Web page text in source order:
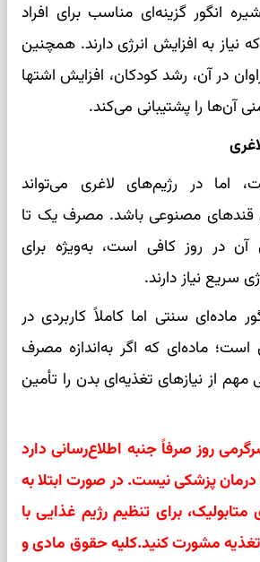
انگور گزینه‌ای مناسب برای افراد
نیاز به افزایش انرژی دارند. همچنین
در آن، رشد کودکان، افزایش اشتها
آن‌ها را پشتیبانی می‌کند.
اما در رژیم‌های لاغری می‌تواند
قندهای مصنوعی باشد. مصرف یک تا
در روز کافی است، به‌ویژه برای
سریع نیاز دارند.
ماده‌ای سنتی اما کاملاً کاربردی در
ماده‌ای که اگر به‌اندازه مصرف
از نیازهای تغذیه‌ای بدن را تأمین
روز صرفاً جنبه اطلاع‌رسانی دارد
درمان پزشکی نیست. در صورت ابتلا به
متابولیک، برای تنظیم رژیم غذایی با
مشورت کنید.کلیه حقوق مادی و